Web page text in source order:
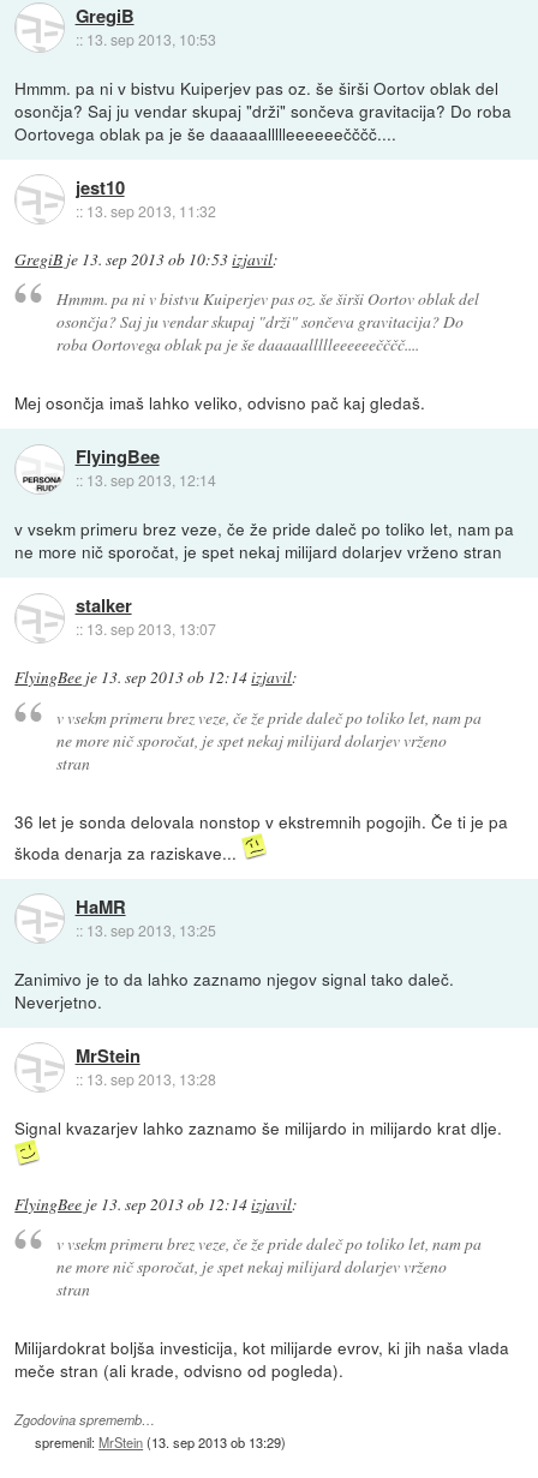
GregiB
:: 13. sep 2013, 10:53
Hmmm. pa ni v bistvu Kuiperjev pas oz. še širši Oortov oblak del
osončja? Saj ju vendar skupaj "drži" sončeva gravitacija? Do roba
Oortovega oblak pa je še daaaaallllleeeeeečččč....
jest10
:: 13. sep 2013, 11:32
GregiB je 13. sep 2013 ob 10:53izjavil:
Hmmm. pa ni v bistvu Kuiperjev pas oz. še širši Oortov oblak del
osončja? Saj ju vendar skupaj "drži" sončeva gravitacija? Do
roba Oortovega oblak pa je še daaaaallllleeeeeečččč....
Mej osončja imaš lahko veliko, odvisno pač kaj gledaš.
FlyingBee
:: 13. sep 2013, 12:14
v vsekm primeru brez veze, če že pride daleč po toliko let, nam pa
ne more nič sporočat, je spet nekaj milijard dolarjev vrženo stran
stalker
:: 13. sep 2013, 13:07
FlyingBee je 13. sep 2013 ob 12:14izjavil:
v vsekm primeru brez veze, če že pride daleč po toliko let, nam pa
ne more nič sporočat, je spet nekaj milijard dolarjev vrženo
stran
36 let je sonda delovala nonstop v ekstremnih pogojih. Če ti je pa
škoda denarja za raziskave...
HaMR
:: 13. sep 2013, 13:25
Zanimivo je to da lahko zaznamo njegov signal tako daleč.
Neverjetno.
MrStein
:: 13. sep 2013, 13:28
Signal kvazarjev lahko zaznamo še milijardo in milijardo krat dlje.
FlyingBee je 13. sep 2013 ob 12:14izjavil:
v vsekm primeru brez veze, če že pride daleč po toliko let, nam pa
ne more nič sporočat, je spet nekaj milijard dolarjev vrženo
stran
Milijardokrat boljša investicija, kot milijarde evrov, ki jih naša vlada
meče stran (ali krade, odvisno od pogleda).
Zgodovina sprememb…
spremenil:MrStein(13. sep 2013 ob 13:29)